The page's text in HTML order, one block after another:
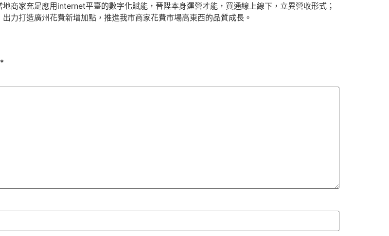
商家充足應用internet平臺的數字化賦能，晉陞本身運營才能，買通線上線下，立異營收形式；
力打造廣州花費新增加點，推進我市商家花費市場高東西的品質成長。
*